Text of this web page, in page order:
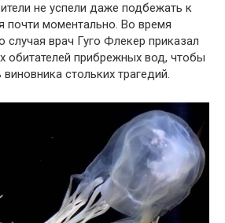
не успели даже подбежать к
почти моментально. Во время
случая врач Гуго Флекер приказал
обитателей прибрежных вод, чтобы
стольких трагедий.